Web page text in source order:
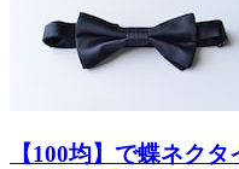
【100均】で蝶ネク